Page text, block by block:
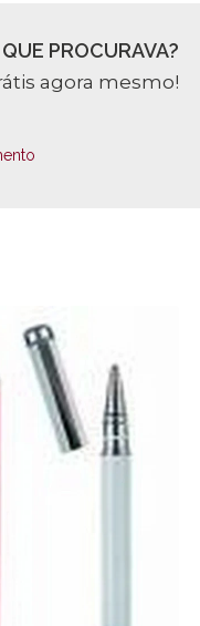
PROCURAVA?
agora mesmo!